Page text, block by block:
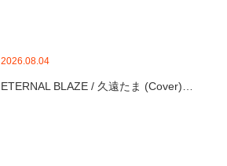
2026.08.04
ETERNAL BLAZE / 久遠たま (Cover)…